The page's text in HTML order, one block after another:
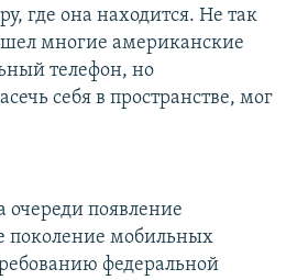
где она находится. Не так
многие американские
телефон, но
себя в пространстве, мог
очереди появление
поколение мобильных
федеральной